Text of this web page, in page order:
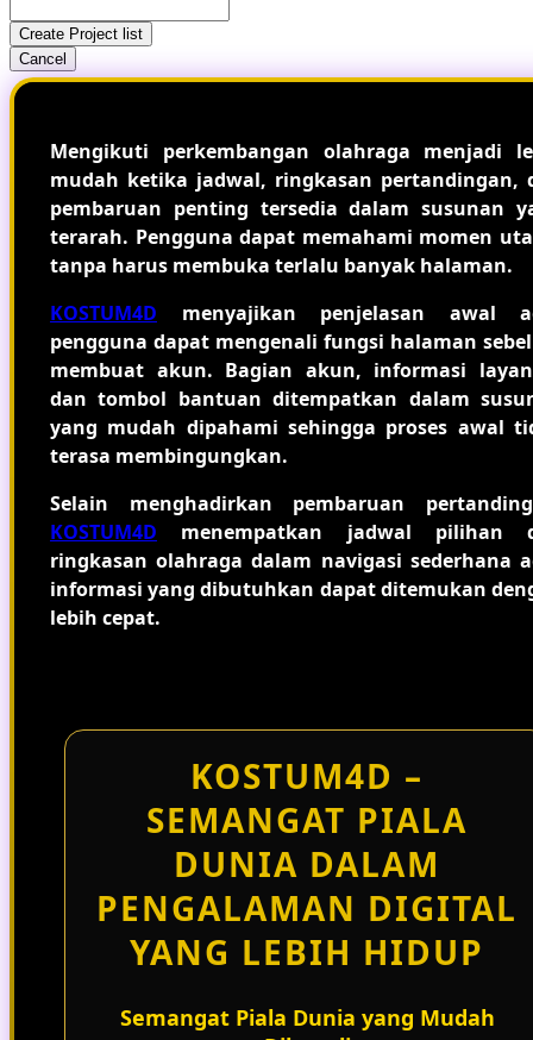
Create Project list
Cancel
Mengikuti perkembangan olahraga menjadi
mudah ketika jadwal, ringkasan pertandingan,
pembaruan penting tersedia dalam susunan
terarah. Pengguna dapat memahami momen
tanpa harus membuka terlalu banyak halaman.
KOSTUM4D menyajikan penjelasan awal
pengguna dapat mengenali fungsi halaman
membuat akun. Bagian akun, informasi
dan tombol bantuan ditempatkan dalam
yang mudah dipahami sehingga proses awal
terasa membingungkan.
Selain menghadirkan pembaruan
KOSTUM4D menempatkan jadwal pilihan
ringkasan olahraga dalam navigasi sederhana
informasi yang dibutuhkan dapat ditemukan
lebih cepat.
KOSTUM4D –
SEMANGAT PIALA
DUNIA DALAM
PENGALAMAN DIGITAL
YANG LEBIH HIDUP
Semangat Piala Dunia yang Mudah